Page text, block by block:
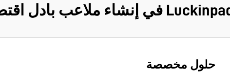
حلول مخصصة